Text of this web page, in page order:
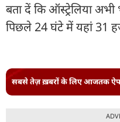
बता दें कि ऑस्ट्रेलिया
पिछले 24 घंटे में यहां 31
सबसे तेज़ ख़बरों के लिए आजतक ऐप